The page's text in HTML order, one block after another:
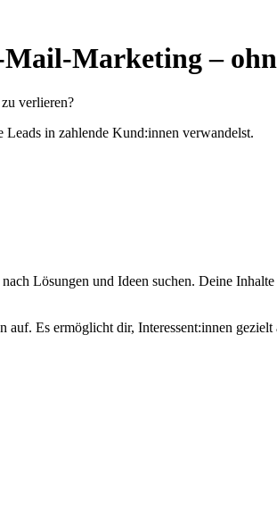
Marketing –
verlieren?
in zahlende Kund:innen verwandelst.
Lösungen und Ideen suchen. Deine
Es ermöglicht dir, Interessent:innen gezielt